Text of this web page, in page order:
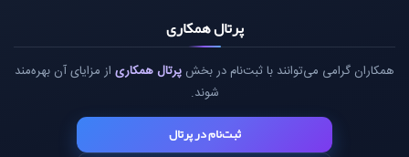
پرتال همکاری
همکاران گرامی می‌توانند با ثبت‌نام در بخش پرتال همکاری از مزایای آن بهره‌مند
شوند.
ثبت‌نام در پرتال